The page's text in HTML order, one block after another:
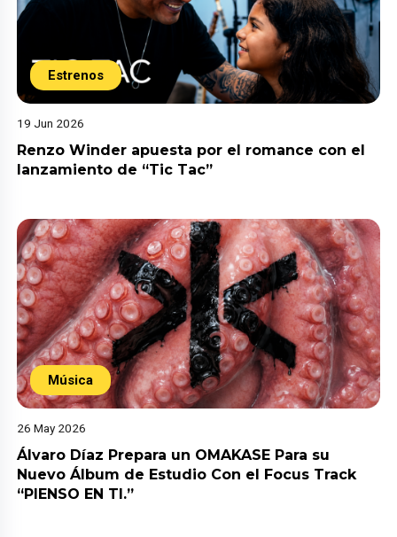
Estrenos
19 Jun 2026
Renzo Winder apuesta por el romance con el
lanzamiento de “Tic Tac”
Música
26 May 2026
Álvaro Díaz Prepara un OMAKASE Para su
Nuevo Álbum de Estudio Con el Focus Track
“PIENSO EN TI.”